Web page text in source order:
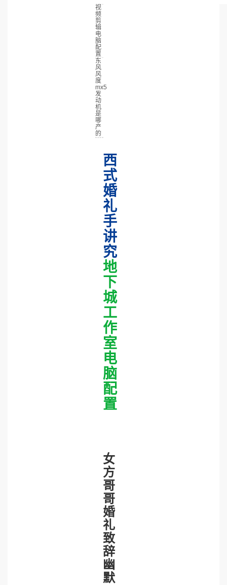
视
频
剪
辑
电
脑
配
置
东
风
风
度
mx5
发
动
机
是
哪
产
的
西
式
婚
礼
手
讲
究
地
下
城
工
作
室
电
脑
配
置
女
方
哥
哥
婚
礼
致
辞
幽
默